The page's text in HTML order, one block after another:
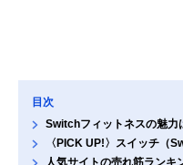
目次
Switchフィットネスの魅力
〈PICK UP!〉スイッチ（
人気サイトの売れ筋ランキ